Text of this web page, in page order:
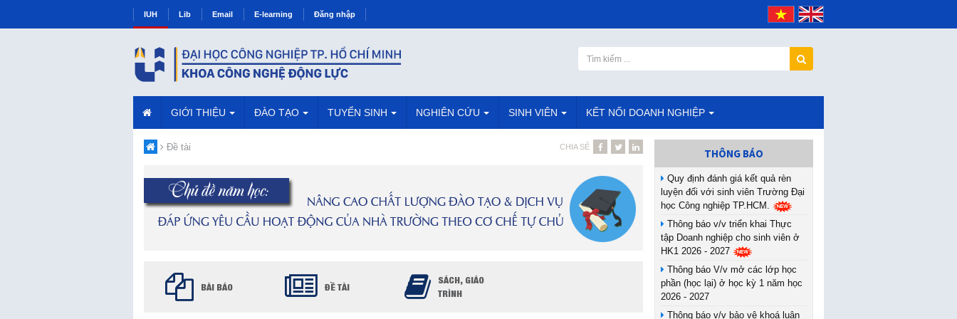
IUH Lib Email E-learning Đăng nhập
GIỚI THIỆU ĐÀO TẠO TUYỂN SINH NGHIÊN CỨU SINH VIÊN KẾT NỐI DOANH NGHIỆP
Đề tài CHIA SẺ
BÀI BÁO ĐỀ TÀI
SÁCH, GIÁO
TRÌNH
THÔNG BÁO
Quy định đánh giá kết quả rèn
luyện đối với sinh viên Trường Đại
học Công nghiệp TP.HCM.
Thông báo v/v triển khai Thực
tập Doanh nghiệp cho sinh viên ở
HK1 2026 - 2027
Thông báo V/v mở các lớp học
phần (học lại) ở học kỳ 1 năm học
2026 - 2027
Thông báo v/v bảo vệ khoá luận